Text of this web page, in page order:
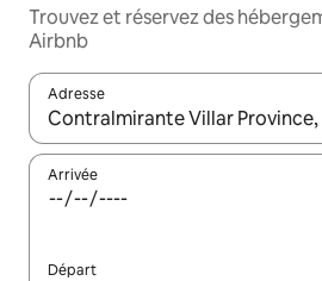
Trouvez et réservez des
Airbnb
Adresse
Lorsque les résultats s'affichent,
Arrivée
Départ